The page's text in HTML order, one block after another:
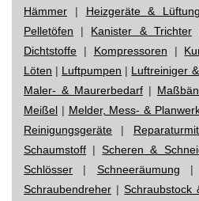
Hämmer | Heizgeräte &
Pelletöfen | Kanister & Trichter
Dichtstoffe | Kompressoren |
Löten | Luftpumpen | Luftreiniger
Maler- & Maurerbedarf |
Meißel | Melder, Mess- &
Reinigungsgeräte |
Schaumstoff |Scheren &
Schlösser | Schneeräumung |
Schraubendreher |Schraubstock